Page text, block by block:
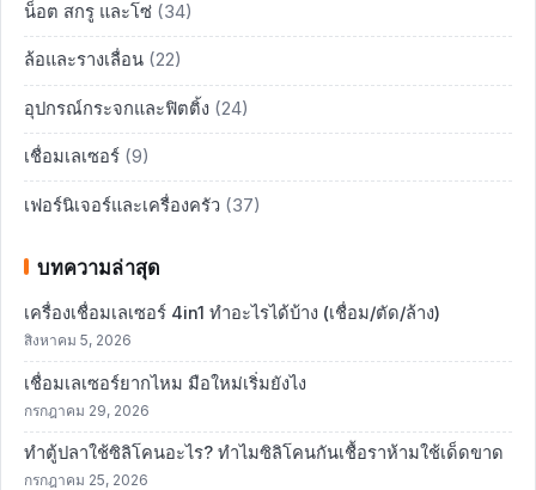
น็อต สกรู และโซ่ (34)
ล้อและรางเลื่อน (22)
อุปกรณ์กระจกและฟิตติ้ง (24)
เชื่อมเลเซอร์ (9)
เฟอร์นิเจอร์และเครื่องครัว (37)
บทความล่าสุด
เครื่องเชื่อมเลเซอร์ 4in1 ทำอะไรได้บ้าง (เชื่อม/ตัด/ล้าง)
สิงหาคม 5, 2026
เชื่อมเลเซอร์ยากไหม มือใหม่เริ่มยังไง
กรกฎาคม 29, 2026
ทำตู้ปลาใช้ซิลิโคนอะไร? ทำไมซิลิโคนกันเชื้อราห้ามใช้เด็ดขาด
กรกฎาคม 25, 2026